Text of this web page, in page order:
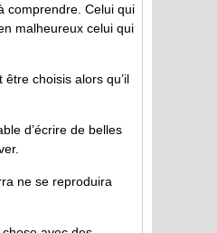
comprendre. Celui qui
malheureux celui qui
choisis alors qu’il
d’écrire de belles
ne se reproduira